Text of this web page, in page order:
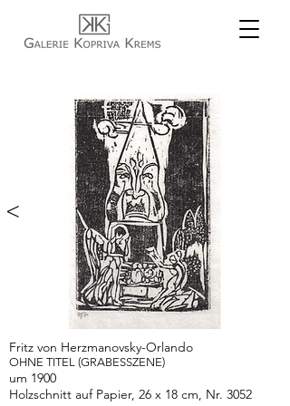
<
Fritz von Herzmanovsky-Orlando
OHNE TITEL (GRABESSZENE)
um 1900
Holzschnitt auf Papier, 26 x 18 cm, Nr. 3052